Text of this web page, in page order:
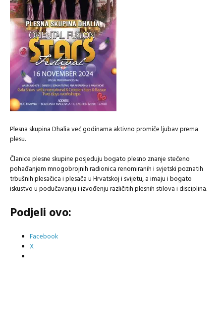
Plesna skupina Dhalia već godinama aktivno promiče ljubav prema
plesu.
Članice plesne skupine posjeduju bogato plesno znanje stečeno
pohađanjem mnogobrojnih radionica renomiranih i svjetski poznatih
trbušnih plesačica i plesača u Hrvatskoj i svijetu, a imaju i bogato
iskustvo u podučavanju i izvođenju različitih plesnih stilova i disciplina.
Podjeli ovo:
Facebook
X